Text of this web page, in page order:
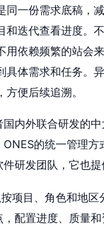
一份需求底稿，减
和迭代查看进度。
依赖频繁的站会来
具体需求和任务。
便后续追溯。
国内外联合研发的
的统一管理
研发团队，它也提
项目、角色和地
配置进度、质量